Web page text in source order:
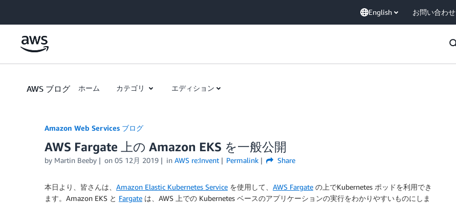
English お問い合わせ
AWS ブログ ホーム カテゴリ エディション
Amazon Web Services ブログ
AWS Fargate 上の Amazon EKS を一般公開
by Martin Beeby on 05 12月 2019 in AWS re:Invent Permalink Share
本日より、皆さんは、 Amazon Elastic Kubernetes Service を使用して、 AWS Fargate の上でKubernetes ポッドを利用でき
ます。 Amazon EKS と Fargate は、AWS 上での Kubernetes ベースのアプリケーションの実行をわかりやすいものにしま